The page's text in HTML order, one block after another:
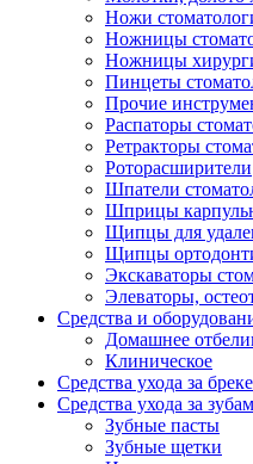
Ножи
Ножницы
Ножницы
Пинцеты
Прочие
Распаторы
Ретракторы
Роторасширители
Шпатели
Шприцы
Щипцы для
Щипцы
Экскаваторы
Элеваторы,
Средства и
Домашнее
Клиническое
Средства ухода за
Средства ухода за
Зубные пасты
Зубные щетки